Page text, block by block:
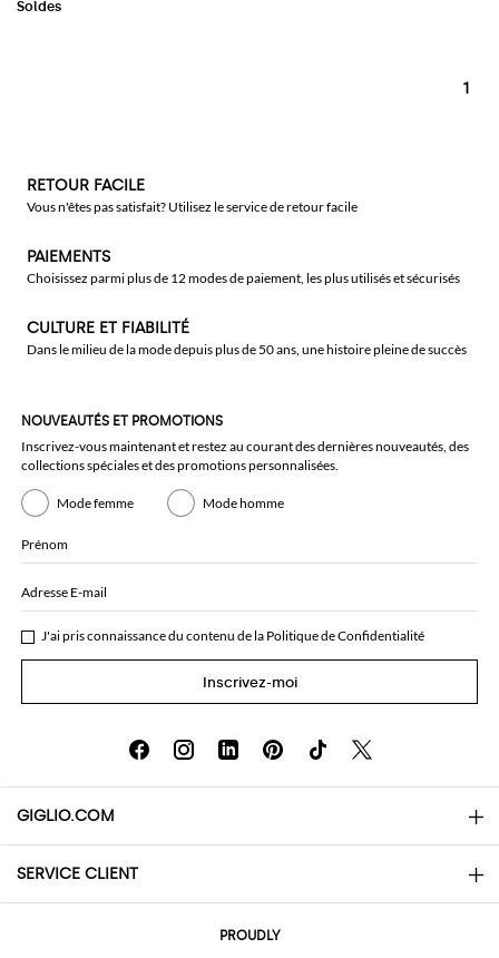
1
RETOUR FACILE
Vous n'êtes pas satisfait? Utilisez le service de retour facile
PAIEMENTS
Choisissez parmi plus de 12 modes de paiement, les plus utilisés et sécurisés
CULTURE ET FIABILITÉ
Dans le milieu de la mode depuis plus de 50 ans, une histoire pleine de succès
NOUVEAUTÉS ET PROMOTIONS
Inscrivez-vous maintenant et restez au courant des dernières nouveautés, des
collections spéciales et des promotions personnalisées.
Mode femme Mode homme
Prénom
Adresse E-mail
J'ai pris connaissance du contenu de la Politique de Confidentialité
Inscrivez-moi
GIGLIO.COM
About
SERVICE CLIENT
PROUDLY